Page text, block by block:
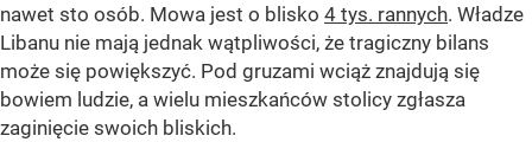
nawet sto osób. Mowa jest o blisko 4 tys. rannych. Władze
Libanu nie mają jednak wątpliwości, że tragiczny bilans
może się powiększyć. Pod gruzami wciąż znajdują się
bowiem ludzie, a wielu mieszkańców stolicy zgłasza
zaginięcie swoich bliskich.